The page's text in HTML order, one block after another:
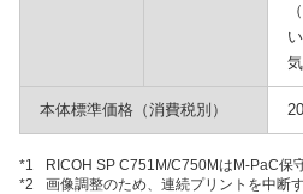
本体標準価格（消費税別）
*1
RICOH SP C751M/C750MはM-PaC保
*2
画像調整のため、連続プリントを中断